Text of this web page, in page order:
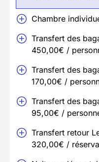
Chambre
Transfert des
450,00€ /
Transfert des
170,00€ /
Transfert des
95,00€ /
Transfert retour
320,00€ /